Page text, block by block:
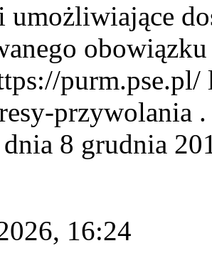
umożliwiające
przywolania
8 grudnia
16:24